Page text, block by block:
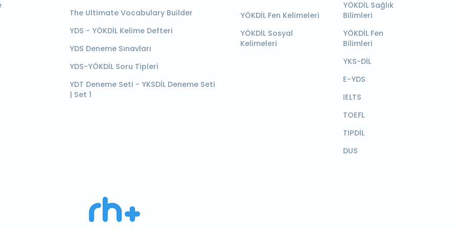
The Ultimate Vocabulary Builder
YDS - YÖKDİL Kelime Defteri
YDS Deneme Sınavları
YDS-YÖKDİL Soru Tipleri
YDT Deneme Seti - YKSDİL Deneme Seti
| Set 1
YÖKDİL Fen Kelimeleri
YÖKDİL Sosyal
Kelimeleri
YÖKDİL Sağlık
Bilimleri
YÖKDİL Fen
Bilimleri
YKS-DİL
E-YDS
IELTS
TOEFL
TIPDİL
DUS